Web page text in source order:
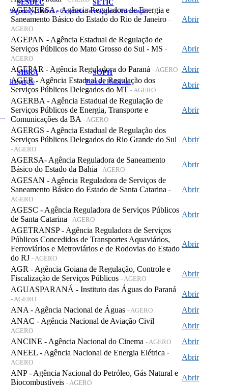
SESDEC
Segurança, Defesa e Cidadania
SETIC
Tecnologia da Informação
SIBRA
Integração
SOPH
Portos e Hidrovias
AGENERSA - Agência Reguladora de Energia e
Saneamento Básico do Estado do Rio de Janeiro -
AGERO
Abrir
AGEPAN - Agência Estadual de Regulação de
Serviços Públicos do Mato Grosso do Sul - MS -
AGERO
Abrir
AGEPAR - Agência Reguladora do Paraná - AGERO Abrir
AGER - Agência Estadual de Regulação dos
Serviços Públicos Delegados do MT - AGERO
Abrir
AGERBA - Agência Estadual de Regulação de
Serviços Públicos de Energia, Transporte e
Comunicações da BA - AGERO
Abrir
AGERGS - Agência Estadual de Regulação dos
Serviços Públicos Delegados do Rio Grande do Sul
- AGERO
Abrir
AGERSA- Agência Reguladora de Saneamento
Básico do Estado da Bahia - AGERO
Abrir
AGESAN - Agência Reguladora de Serviços de
Saneamento Básico do Estado de Santa Catarina -
AGERO
Abrir
AGESC - Agência Reguladora de Serviços Públicos
de Santa Catarina - AGERO
Abrir
AGETRANSP - Agência Reguladora de Serviços
Públicos Concedidos de Transportes Aquaviários,
Ferroviários e Metroviários e de Rodovias do Estado
do RJ - AGERO
Abrir
AGR - Agência Goiana de Regulação, Controle e
Fiscalização de Serviços Públicos - AGERO
Abrir
AGUASPARANÁ - Instituto das Águas do Paraná
- AGERO
Abrir
ANA - Agência Nacional de Águas - AGERO
Abrir
ANAC - Agência Nacional de Aviação Civil -
AGERO
Abrir
ANCINE - Agência Nacional do Cinema - AGERO
Abrir
ANEEL - Agência Nacional de Energia Elétrica -
AGERO
Abrir
ANP - Agência Nacional do Petróleo, Gás Natural e
Biocombustíveis - AGERO
Abrir